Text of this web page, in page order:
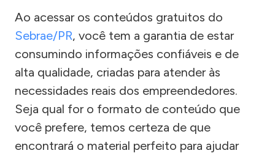
Ao acessar os conteúdos gratuitos do
Sebrae/PR, você tem a garantia de estar
consumindo informações confiáveis e de
alta qualidade, criadas para atender às
necessidades reais dos empreendedores.
Seja qual for o formato de conteúdo que
você prefere, temos certeza de que
encontrará o material perfeito para ajudar